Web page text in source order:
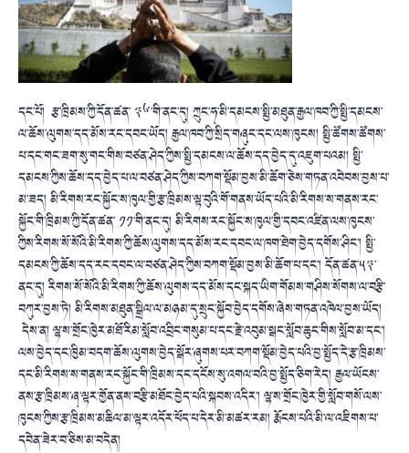
དང་པོ། རྩ་ཁྲིམས་ཀྱི་དོན་ཚན་ ༣༦་གི་ནང་དུ། ཀྲུང་ཧྭ་མི་དམངས་སྤྱི་མཐུན་རྒྱལ་ཁབ་ཀྱི་སྤྱི་དམངས་
ལ་ཆོས་ལུགས་དད་མོས་རང་དབང་ཡོད། རྒྱལ་ཁབ་ཀྱི་སྲིད་གཞུང་དང་ལས་ཁུངས། སྤྱི་ཚོགས་ཚོགས་
པ་དང་གང་ཟག་སུ་གང་གིས་བཙན་ཤེད་ཀྱིས་སྤྱི་དམངས་ལ་ཆོས་དད་བྱེད་དུ་འཇུག་པའམ། སྤྱི་
དམངས་ཀྱིས་ཆོས་དད་བྱེད་པ་ལ་བཙན་ཤེད་ཀྱིས་བཀག་སྡོམ་བྱས་མི་ཆོག་ཅེས་གཏན་འབེབས་བྱས་པ་
མ་ཟད། མི་རིགས་རང་སྐྱོང་ས་ཁུལ་གྱི་རྩ་ཁྲིམས་ལྟ་བུའི་གོ་གནས་ཡོད་པའི་མི་རིགས་ས་གནས་རང་
སྐྱོང་གི་ཁྲིམས་ཀྱི་དོན་ཚན་ ༡༡་གི་ནང་དུ། མི་རིགས་རང་སྐྱོང་ས་ཁུལ་གྱི་དབང་འཛིན་ལས་ཁུངས་
ཀྱིས་རིགས་སོ་སོའི་མི་རིགས་ཀྱི་ཆོས་ལུགས་དད་མོས་རང་དབང་ལ་ཁག་ཐེག་བྱེད་དགོས་ཤིང་། སྤྱི་
དམངས་ཀྱི་ཆོས་དད་རང་དབང་ལ་བཙན་ཤེད་ཀྱིས་བཀག་སྡོམ་བྱས་མི་ཆོག་པ་དང་། དོན་ཚན་༥༣་
ནང་དུ། རིགས་སོ་སོའི་མི་རིགས་ཀྱི་ཆོས་ལུགས་དད་མོས་དང་སྐད་ཡིག་གོམས་གཤིས་སོགས་ལ་བརྩི་
བཀུར་བྱས་ཏེ། མི་རིགས་མཐུན་སྒྲིལ་ལ་མཉམ་དུ་སྲུང་སྐྱོབ་བྱེད་དགོས་ཞེས་གཏན་འཁེལ་བྱས་ཡོད།
དེས་ན། ལྷ་ས་གྲོང་ཁྱེར་མཐོ་རིམ་སློབ་འབྲིང་གསུམ་པ་དང་རྗེ་འབུམ་སྒང་སློབ་ཆུང་གིས་སློབ་མ་དང་།
ལས་བྱེད་དང་ཁྱིམ་བདག་ཆོས་ལུགས་བྱེད་སྒོར་ཞུགས་པར་བཀག་སྡོམ་བྱེད་པའི་བྱ་སྤྱོད་དེ་རྩ་ཁྲིམས་
དང་མི་རིགས་ས་གནས་རང་སྐྱོང་གི་ཁྲིམས་དང་དངོས་སུ་འགལ་བའི་བྱ་སྤྱོད་ཅིག་རེད། རྒྱལ་ཡོངས་
ནས་རྩ་ཁྲིམས་ཞྭ་ལྟར་གྱོན་ནས་བརྩི་མཐོང་བྱེད་པའི་སྐབས་འདིར་། ལྷ་ས་གྲོང་ཁྱེར་གྱི་སློབ་གསོ་ལས་
ཁུངས་ཀྱིས་རྩ་ཁྲིམས་མཆིལ་མ་ལྟར་འདོར་ཕོད་པ་དེར་མི་མཚར་རམ། རྨོངས་པའི་མི་ལ་འཇིགས་པ་
དབེན་ཟེར་བ་ཅིས་མ་བདེན།